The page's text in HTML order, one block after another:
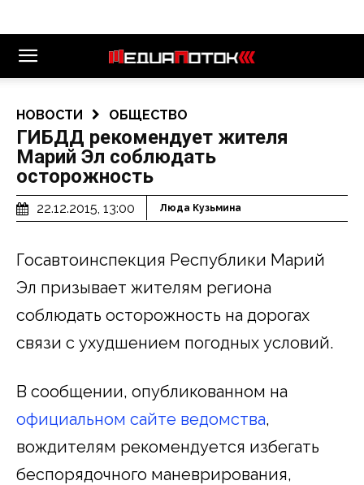
НОВОСТИ ОБЩЕСТВО
ГИБДД рекомендует жителя
Марий Эл соблюдать
осторожность
22.12.2015, 13:00 Люда Кузьмина
Госавтоинспекция Республики Марий
Эл призывает жителям региона
соблюдать осторожность на дорогах
связи с ухудшением погодных условий.
В сообщении, опубликованном на
официальном сайте ведомства,
вождителям рекомендуется избегать
беспорядочного маневрирования,